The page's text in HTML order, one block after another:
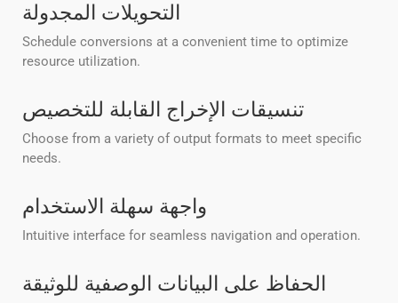
التحويلات المجدولة
Schedule conversions at a convenient time to optimize
resource utilization.
تنسيقات الإخراج القابلة للتخصيص
Choose from a variety of output formats to meet specific
needs.
واجهة سهلة الاستخدام
Intuitive interface for seamless navigation and operation.
الحفاظ على البيانات الوصفية للوثيقة